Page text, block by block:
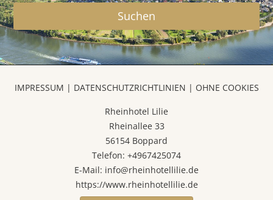
IMPRESSUM | DATENSCHUTZRICHTLINIEN | OHNE COOKIES
Rheinhotel Lilie
Rheinallee 33
56154 Boppard
Telefon: +4967425074
E-Mail: info@rheinhotellilie.de
https://www.rheinhotellilie.de